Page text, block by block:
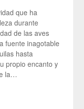
que ha
durante
de las aves
fuente inagotable
hasta
propio encanto y
la…